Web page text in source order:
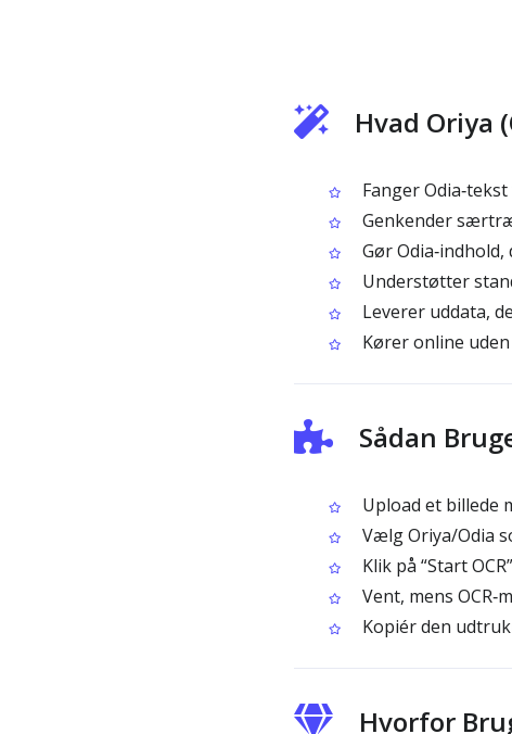
Hvad Oriya
Fanger
Genkender
Gør
Understøtter
Leverer uddata,
Kører online
Sådan
Upload et billede
Vælg Oriya/Odia
Klik på “Start
Vent, mens
Kopiér den
Hvorfor